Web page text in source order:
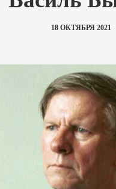
18 ОКТЯБРЯ 2021